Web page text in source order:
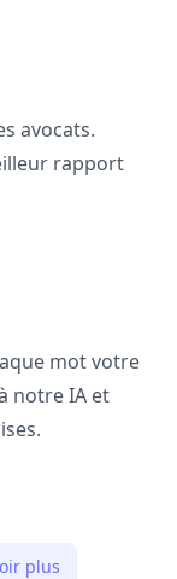
avocats.
rapport
mot votre
notre IA et
plus